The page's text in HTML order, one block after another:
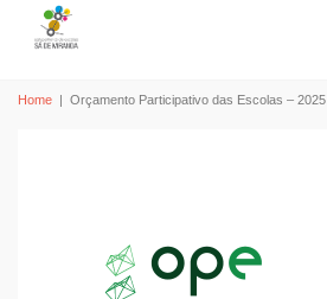
Home | Orçamento Participativo das Escolas – 2025